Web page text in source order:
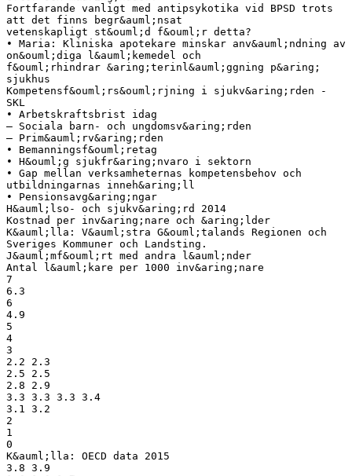
Fortfarande vanligt med antipsykotika vid BPSD trots
att det finns begr&auml;nsat
vetenskapligt st&ouml;d f&ouml;r detta?
• Maria: Kliniska apotekare minskar anv&auml;ndning av
on&ouml;diga l&auml;kemedel och
f&ouml;rhindrar &aring;terinl&auml;ggning p&aring;
sjukhus
Kompetensf&ouml;rs&ouml;rjning i sjukv&aring;rden -
SKL
• Arbetskraftsbrist idag
– Sociala barn- och ungdomsv&aring;rden
– Prim&auml;rv&aring;rden
• Bemanningsf&ouml;retag
• H&ouml;g sjukfr&aring;nvaro i sektorn
• Gap mellan verksamheternas kompetensbehov och
utbildningarnas inneh&aring;ll
• Pensionsavg&aring;ngar
H&auml;lso- och sjukv&aring;rd 2014
Kostnad per inv&aring;nare och &aring;lder
K&auml;lla: V&auml;stra G&ouml;talands Regionen och
Sveriges Kommuner och Landsting.
J&auml;mf&ouml;rt med andra l&auml;nder
Antal l&auml;kare per 1000 inv&aring;nare
7
6.3
6
4.9
5
4
3
2.2 2.3
2.5 2.5
2.8 2.9
3.3 3.3 3.3 3.4
3.1 3.2
2
1
0
K&auml;lla: OECD data 2015
3.8 3.9